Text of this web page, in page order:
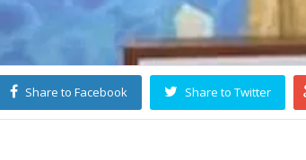
Share to Facebook Share to Twitter